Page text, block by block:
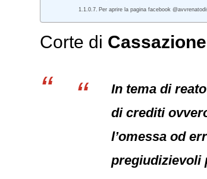
Per aprire la pagina facebook
Corte di
In tema di
di crediti
l’omessa od
pregiudizievoli